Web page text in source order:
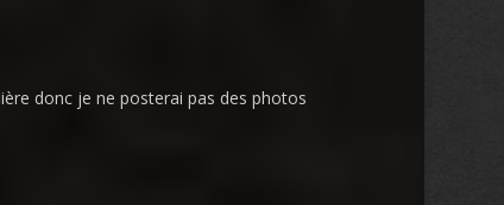
donc je ne posterai pas des photos